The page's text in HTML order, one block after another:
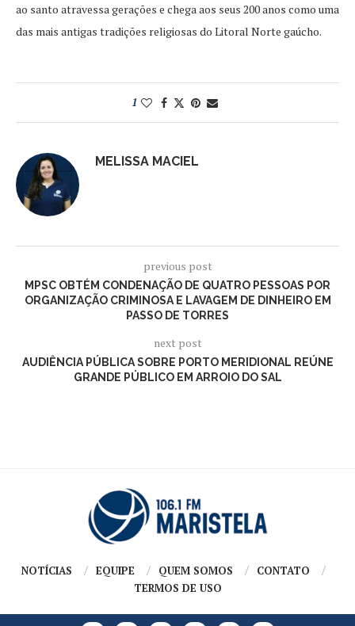
ao santo atravessa gerações e chega aos seus 200 anos como uma
das mais antigas tradições religiosas do Litoral Norte gaúcho.
1
MELISSA MACIEL
previous post
MPSC OBTÉM CONDENAÇÃO DE QUATRO PESSOAS POR
ORGANIZAÇÃO CRIMINOSA E LAVAGEM DE DINHEIRO EM
PASSO DE TORRES
next post
AUDIÊNCIA PÚBLICA SOBRE PORTO MERIDIONAL REÚNE
GRANDE PÚBLICO EM ARROIO DO SAL
NOTÍCIAS EQUIPE QUEM SOMOS
CONTATO
TERMOS DE USO